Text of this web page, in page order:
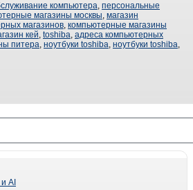
компьютера, персональные
магазины москвы, магазин
магазинов, компьютерные магазины
кей, toshiba, адреса компьютерных
питера, ноутбуки toshiba, ноутбуки toshiba,
AI